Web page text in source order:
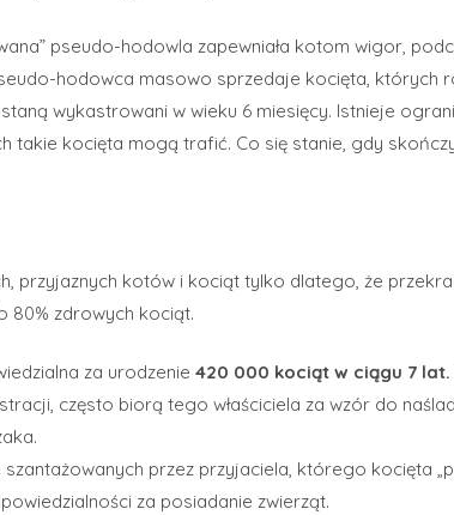
pseudo-hodowla zapewniała kotom wigor,
hodowca masowo sprzedaje kocięta, których
wykastrowani w wieku 6 miesięcy. Istnieje
takie kocięta mogą trafić. Co się stanie, gdy
przyjaznych kotów i kociąt tylko dlatego, że
80% zdrowych kociąt.
za urodzenie 420 000 kociąt w ciągu 7 lat.
często biorą tego właściciela za wzór do
przez przyjaciela, którego kocięta
za posiadanie zwierząt.